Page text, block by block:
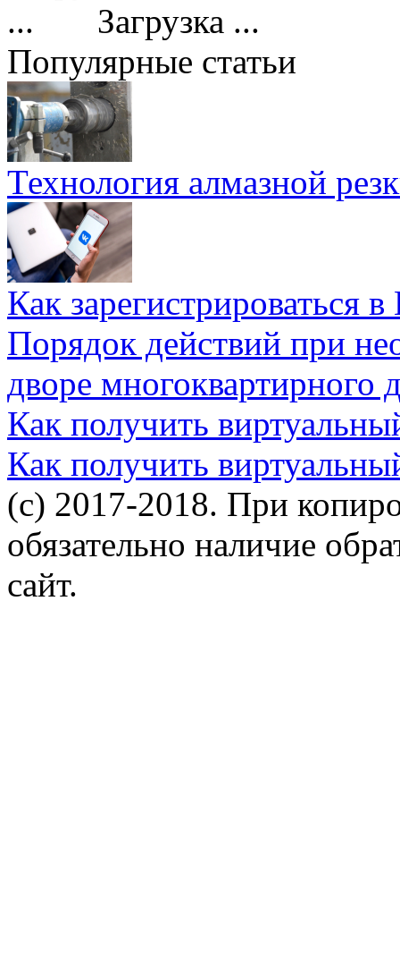
Загрузка ...
Популярные статьи
Технология алмазной
Как зарегистрироваться
Порядок действий при
дворе многоквартирного
Как получить
Как получить
(c) 2017-2018. При
обязательно наличие
сайт.